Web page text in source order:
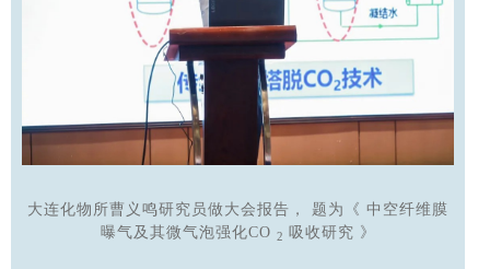
大连化物所曹义鸣研究员做大会报告， 题为《中空纤维膜
曝气及其微气泡强化CO 2 吸收研究 》